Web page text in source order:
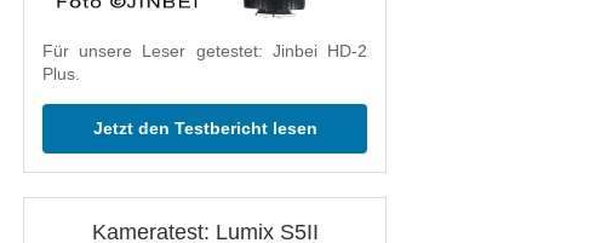
Für unsere Leser getestet: Jinbei HD-2
Plus.
Jetzt den Testbericht lesen
Kameratest: Lumix S5II